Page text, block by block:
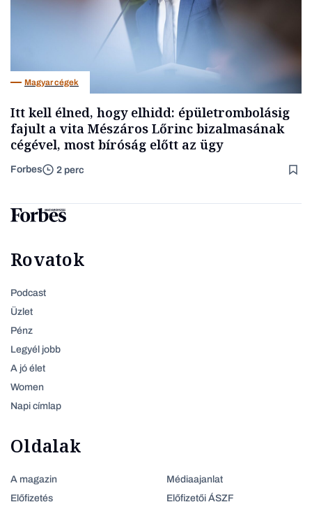
Magyar cégek
Itt kell élned, hogy elhidd: épületrombolásig
fajult a vita Mészáros Lőrinc bizalmasának
cégével, most bíróság előtt az ügy
Forbes 2 perc
Rovatok
Podcast
Üzlet
Pénz
Legyél jobb
A jó élet
Women
Napi címlap
Oldalak
A magazin
Előfizetés
Médiaajanlat
Előfizetői ÁSZF